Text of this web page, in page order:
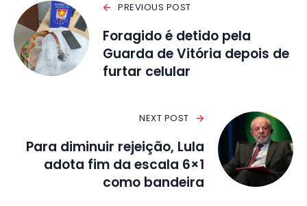
PREVIOUS POST
Foragido é detido pela
Guarda de Vitória depois de
furtar celular
NEXT POST
Para diminuir rejeição, Lula
adota fim da escala 6×1
como bandeira